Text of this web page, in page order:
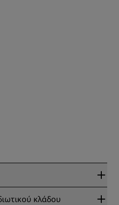
κλάδου